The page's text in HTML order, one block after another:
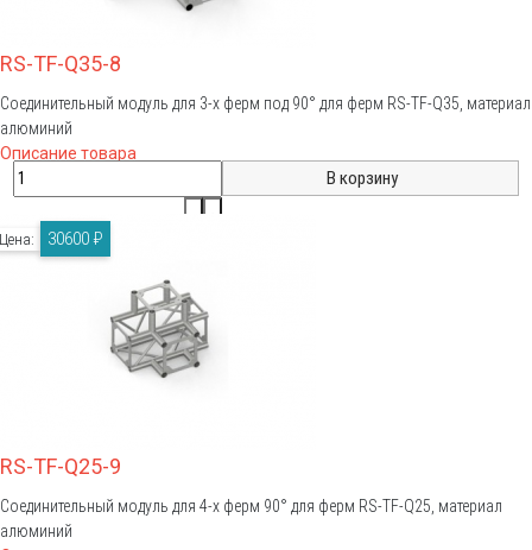
RS-TF-Q35-8
Соединительный модуль для 3-х ферм под 90° для ферм RS-TF-Q35, материал
алюминий
Описание товара
RS-TF-Q25-9
Соединительный модуль для 4-х ферм 90° для ферм RS-TF-Q25, материал
алюминий
Цена: 30600 ₽